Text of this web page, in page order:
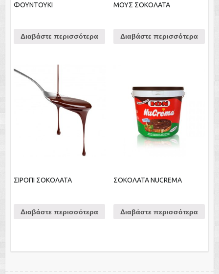
ΦΟΥΝΤΟΥΚΙ
Διαβάστε περισσότερα
ΜΟΥΣ ΣΟΚΟΛΑΤΑ
Διαβάστε περισσότερα
ΣΙΡΟΠΙ ΣΟΚΟΛΑΤΑ
Διαβάστε περισσότερα
ΣΟΚΟΛΑΤΑ NUCREMA
Διαβάστε περισσότερα